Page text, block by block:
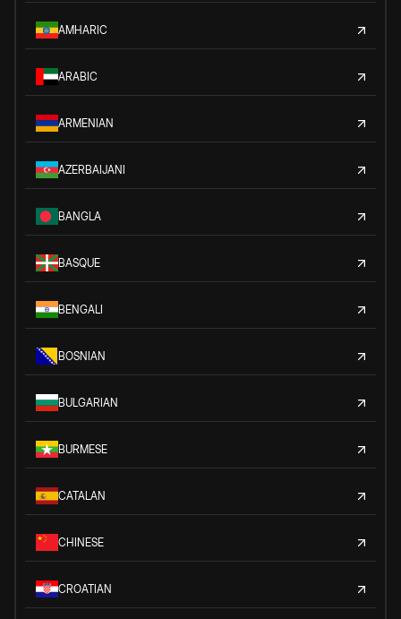
AMHARIC
ARABIC
ARMENIAN
AZERBAIJANI
BANGLA
BASQUE
BENGALI
BOSNIAN
BULGARIAN
BURMESE
CATALAN
CHINESE
CROATIAN